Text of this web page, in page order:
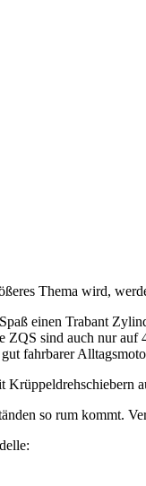
Thema wird,
einen Trabant
ZQS sind auch nur auf
fahrbarer
Krüppeldrehschiebern
so rum kommt.